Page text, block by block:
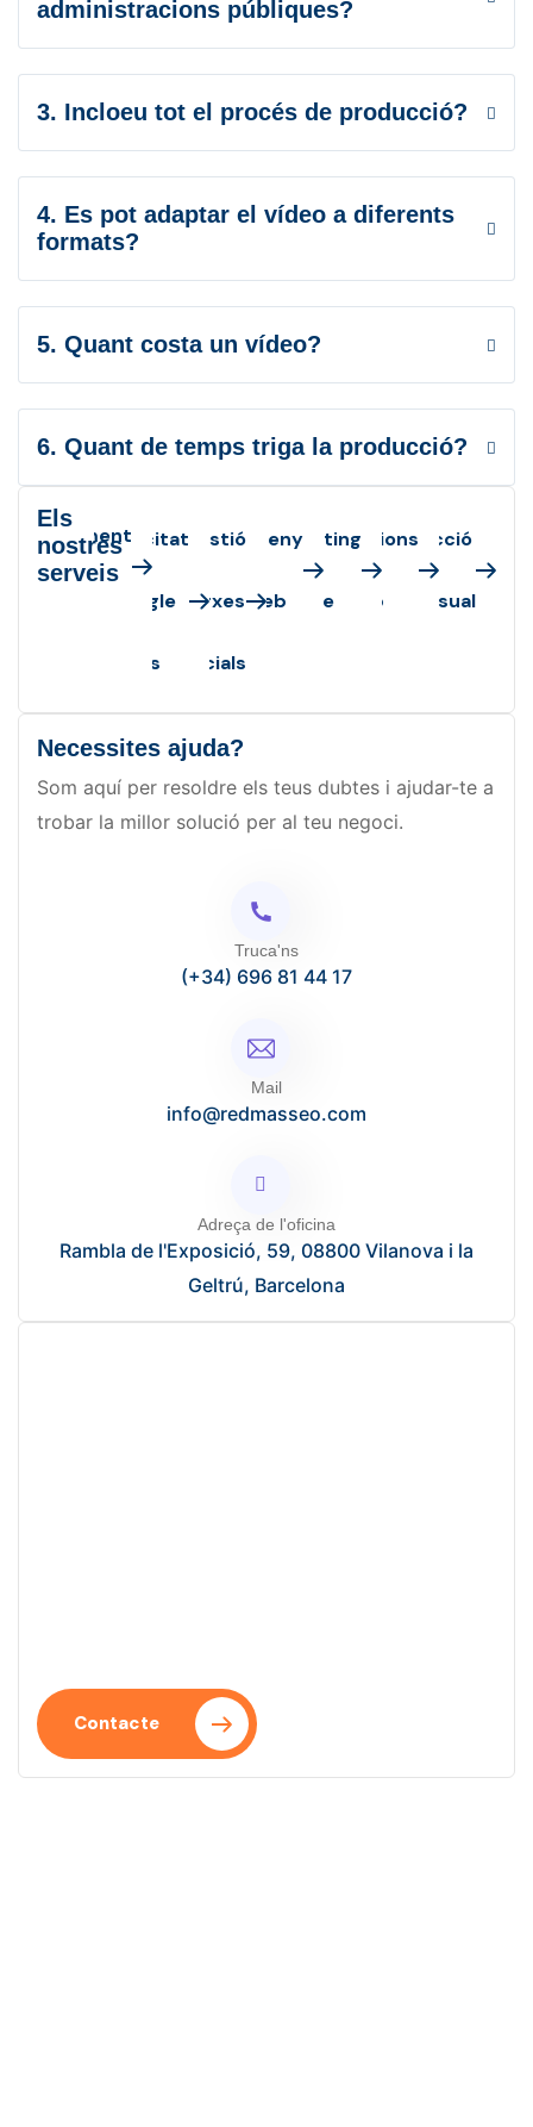
administracions públiques?
3. Incloeu tot el procés de producció?
4. Es pot adaptar el vídeo a diferents
formats?
5. Quant costa un vídeo?
6. Quant de temps triga la producció?
Els
nostres
serveis
Publicitat
Google
Ads
Gestió
xarxes
socials
Disseny
web
Màrqueting
online
Aplicacions
web
Producció
audiovisual
Necessites ajuda?
Som aquí per resoldre els teus dubtes i ajudar-te a
trobar la millor solució per al teu negoci.
Truca'ns
(+34) 696 81 44 17
Mail
info@redmasseo.com
Adreça de l'oficina
Rambla de l'Exposició, 59, 08800 Vilanova i la
Geltrú, Barcelona
Contacte